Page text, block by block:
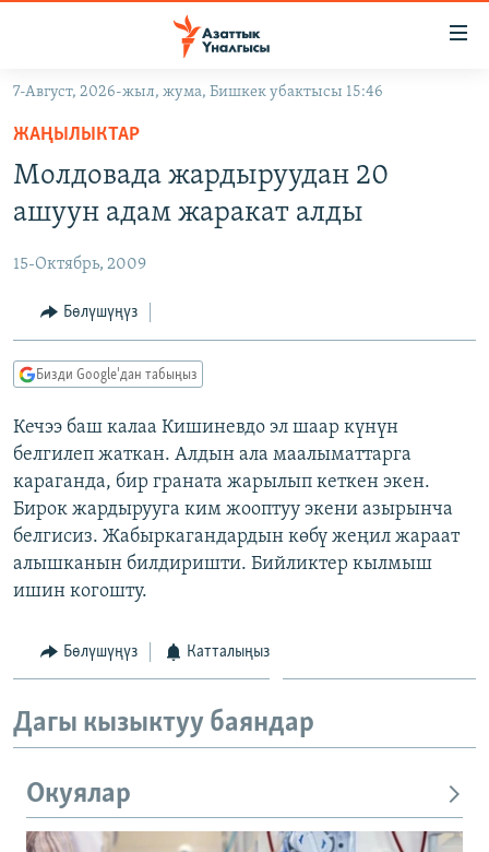
Навигацияга
өтүңүз
Издөөгө
салыңыз
ЭКОНОМИКА
МАДАНИЯТ
ДҮЙНӨ
БОРБОР АЗИЯ
УКРАИНА
АТАЙЫН ИЛИКТӨӨ
ТВ ПРОГРАММАЛАР
ЭКСПЕРТТЕР ТАЛДАЙТ
БИЗ ЖАНА ДҮЙНӨ
ЭЖЕ-СИҢДИЛЕР
ЫҢГАЙСЫЗ СУРООЛОР
ӨЗГӨЧӨ ПИКИР
Русский
ОНЛАЙН ШЕРИНЕ
ЭЕ/АРнун бардык сайттары
7-Август, 2026-жыл, жума, Бишкек убактысы 15:46
ЖАҢЫЛЫКТАР
Молдовада жардыруудан 20
ашуун адам жаракат алды
15-Октябрь, 2009
Бөлүшүңүз
Бизди Google'дан табыңыз
Кечээ баш калаа Кишиневдо эл шаар күнүн
белгилеп жаткан. Алдын ала маалыматтарга
караганда, бир граната жарылып кеткен экен.
Бирок жардырууга ким жооптуу экени азырынча
белгисиз. Жабыркагандардын көбү жеңил жараат
алышканын билдиришти. Бийликтер кылмыш
ишин когошту.
Бөлүшүңүз Катталыңыз
Дагы кызыктуу баяндар
Окуялар